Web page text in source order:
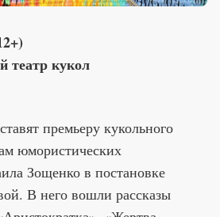
театр кукол
премьеру кукольного
юмористических
Зощенко в постановке
В него вошли рассказы